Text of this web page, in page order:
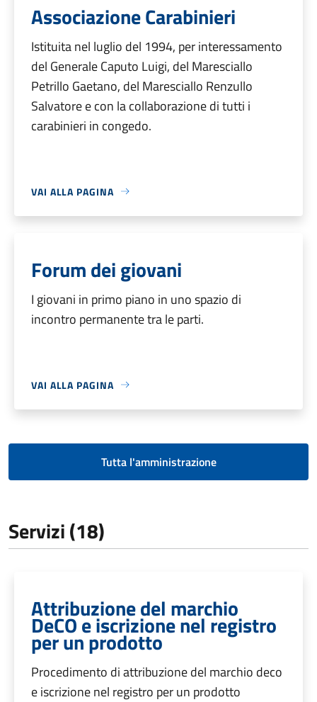
Associazione Carabinieri
Istituita nel luglio del 1994, per interessamento
del Generale Caputo Luigi, del Maresciallo
Petrillo Gaetano, del Maresciallo Renzullo
Salvatore e con la collaborazione di tutti i
carabinieri in congedo.
VAI ALLA PAGINA
Forum dei giovani
I giovani in primo piano in uno spazio di
incontro permanente tra le parti.
VAI ALLA PAGINA
Tutta l'amministrazione
Servizi (18)
Attribuzione del marchio
DeCO e iscrizione nel registro
per un prodotto
Procedimento di attribuzione del marchio deco
e iscrizione nel registro per un prodotto